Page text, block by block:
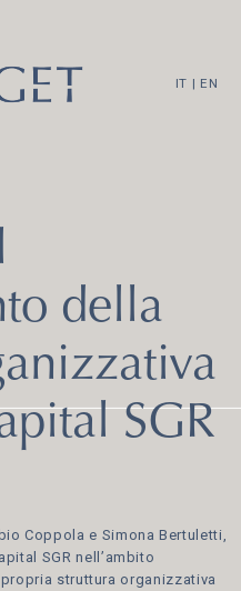
IT | EN
della
SGR
Coppola e Simona Bertuletti,
SGR nell’ambito
struttura organizzativa